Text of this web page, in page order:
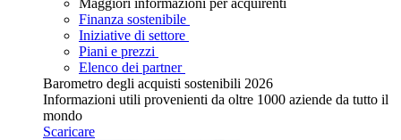
Maggiori informazioni per acquirenti
Finanza sostenibile
Iniziative di settore
Piani e prezzi
Elenco dei partner
Barometro degli acquisti sostenibili 2026
Informazioni utili provenienti da oltre 1000 aziende da tutto il
mondo
Scaricare